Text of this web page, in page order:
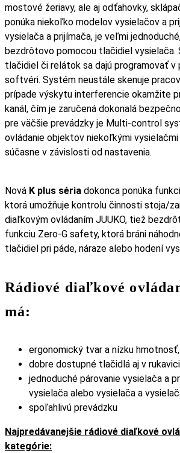
mostové žeriavy, ale aj odťahovky,
ponúka niekoľko modelov vysielačov a
vysielača a prijímača, je veľmi
bezdrôtovo pomocou tlačidiel vysielača.
tlačidiel či relátok sa dajú programovať
softvéri. Systém neustále skenuje
prípade výskytu interferencie okamžite
kanál, čím je zaručená dokonalá
pre väčšie prevádzky je Multi-control
ovládanie objektov niekoľkými vysielačmi
súčasne v závislosti od nastavenia.
Nová K plus séria dokonca ponúka
ktorá umožňuje kontrolu činnosti stoja/
diaľkovým ovládaním JUUKO, tiež
funkciu Zero-G safety, ktorá bráni
tlačidiel pri páde, náraze alebo hodení
Rádiové diaľkové
má:
ergonomický tvar a nízku hmotnosť,
dobre dostupné tlačidlá aj v
jednoduché párovanie vysielača a
vysielača alebo vysielača a
spoľahlivú prevádzku
Najpredávanejšie rádiové diaľkové
kategórie: